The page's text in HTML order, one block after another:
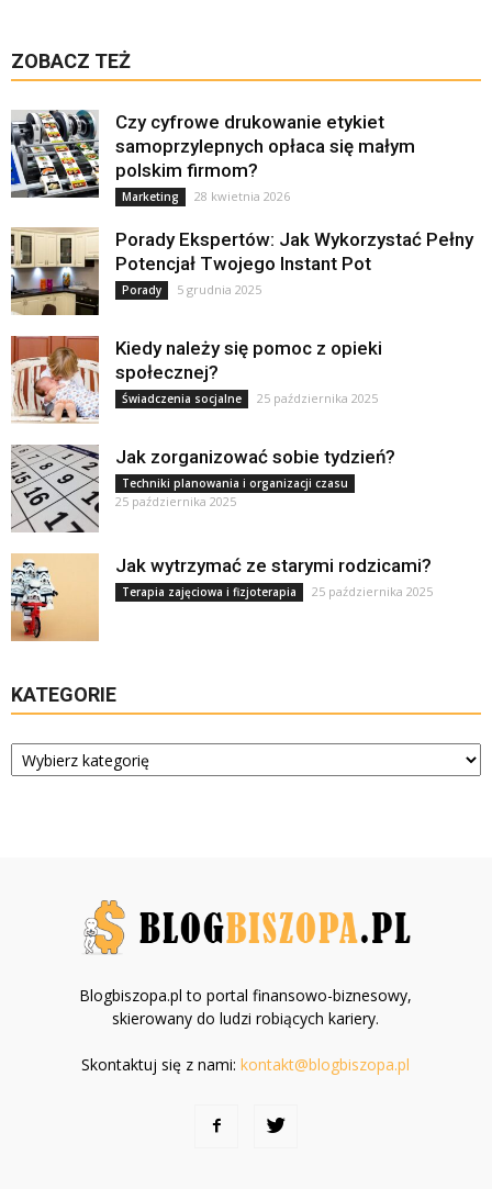
ZOBACZ TEŻ
Czy cyfrowe drukowanie etykiet
samoprzylepnych opłaca się małym
polskim firmom?
Marketing 28 kwietnia 2026
Porady Ekspertów: Jak Wykorzystać Pełny
Potencjał Twojego Instant Pot
Porady 5 grudnia 2025
Kiedy należy się pomoc z opieki
społecznej?
Świadczenia socjalne 25 października 2025
Jak zorganizować sobie tydzień?
Techniki planowania i organizacji czasu
25 października 2025
Jak wytrzymać ze starymi rodzicami?
Terapia zajęciowa i fizjoterapia 25 października 2025
KATEGORIE
Kategorie
Blogbiszopa.pl to portal finansowo-biznesowy,
skierowany do ludzi robiących kariery.
Skontaktuj się z nami:kontakt@blogbiszopa.pl